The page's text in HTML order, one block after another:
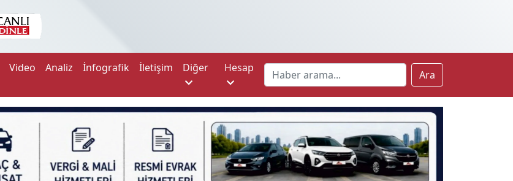
Video Analiz İnfografik İletişim Diğer Hesap
Ara